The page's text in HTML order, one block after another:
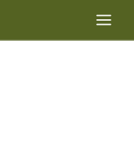
Main
Menu